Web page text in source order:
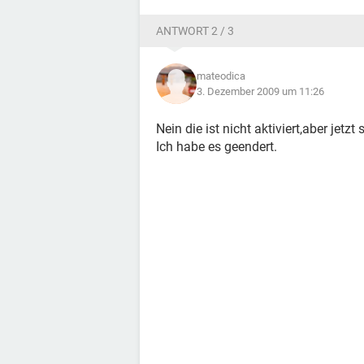
ANTWORT 2 / 3
mateodica
3. Dezember 2009 um 11:26
Nein die ist nicht aktiviert,aber jetzt
Ich habe es geendert.